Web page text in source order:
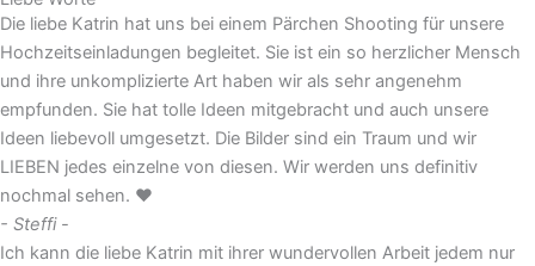
Die liebe Katrin hat uns bei einem Pärchen Shooting für unsere
Hochzeitseinladungen begleitet. Sie ist ein so herzlicher Mensch
und ihre unkomplizierte Art haben wir als sehr angenehm
empfunden. Sie hat tolle Ideen mitgebracht und auch unsere
Ideen liebevoll umgesetzt. Die Bilder sind ein Traum und wir
LIEBEN jedes einzelne von diesen. Wir werden uns definitiv
nochmal sehen. ❤️
- Steffi -
Ich kann die liebe Katrin mit ihrer wundervollen Arbeit jedem nur